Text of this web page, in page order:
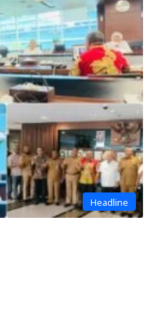
Headline